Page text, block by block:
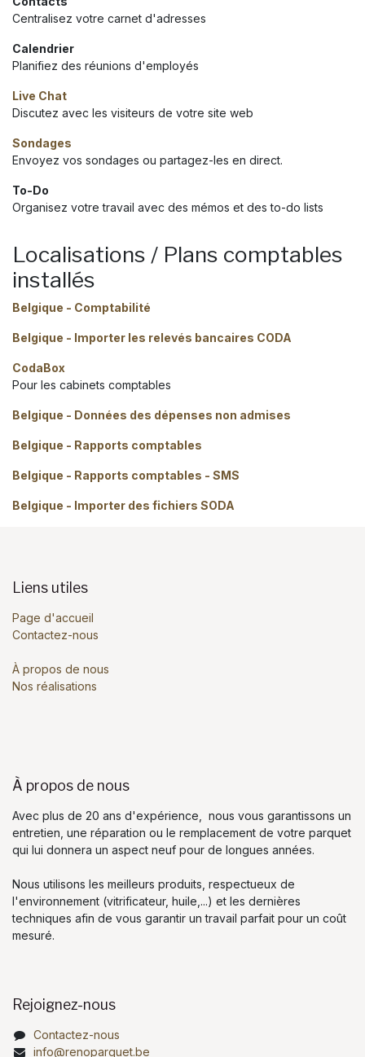
Centralisez votre carnet d'adresses
Calendrier
Planifiez des réunions d'employés
Live Chat
Discutez avec les visiteurs de votre site web
Sondages
Envoyez vos sondages ou partagez-les en direct.
To-Do
Organisez votre travail avec des mémos et des to-do lists
Localisations / Plans comptables
installés
Belgique - Comptabilité
Belgique - Importer les relevés bancaires CODA
CodaBox
Pour les cabinets comptables
Belgique - Données des dépenses non admises
Belgique - Rapports comptables
Belgique - Rapports comptables - SMS
Belgique - Importer des fichiers SODA
Liens utiles
Page d'accueil
Contactez-nous
À propos de nous
Nos réalisations
À propos de nous
Avec plus de 20 ans d'expérience, nous vous garantissons un
entretien, une réparation ou le remplacement de votre parquet
qui lui donnera un aspect neuf pour de longues années.
Nous utilisons les meilleurs produits, respectueux de
l'environnement (vitrificateur, huile,...) et les dernières
techniques afin de vous garantir un travail parfait pour un coût
mesuré.
Rejoignez-nous
Contactez-nous
info@renoparquet.be